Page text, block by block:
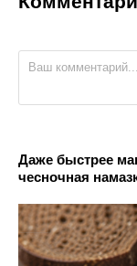
Даже быстрее
чесночная